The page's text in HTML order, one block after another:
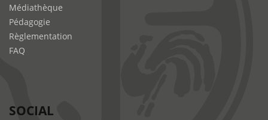
Médiathèque
Pédagogie
Règlementation
FAQ
SOCIAL